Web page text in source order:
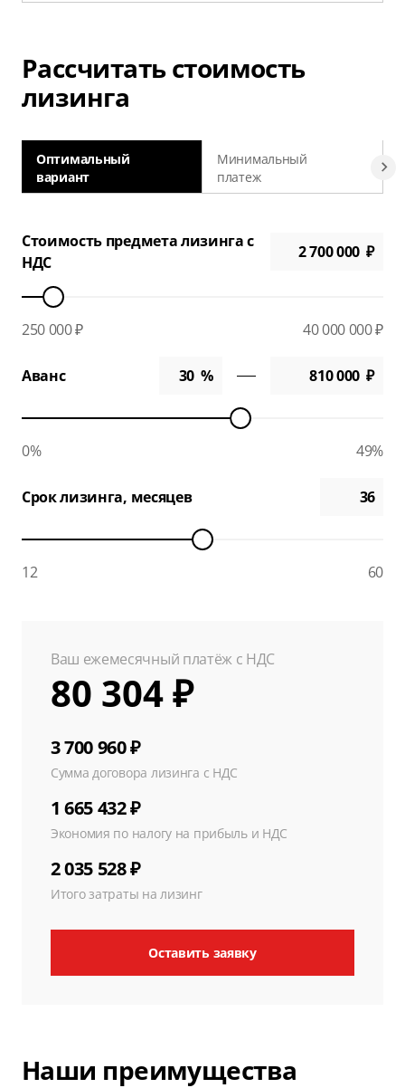
Рассчитать стоимость
лизинга
Оптимальный
вариант
Минимальный
платеж
Стоимость предмета лизинга с
НДС
250 000 ₽ 40 000 000 ₽
Аванс
0% 49%
Срок лизинга, месяцев
12 60
Ваш ежемесячный платёж с НДС
80 304 ₽
3 700 960 ₽
Сумма договора лизинга с НДС
1 665 432 ₽
Экономия по налогу на прибыль и НДС
2 035 528 ₽
Итого затраты на лизинг
Оставить заявку
Наши преимущества